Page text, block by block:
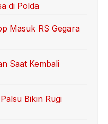
di Polda
Masuk RS Gegara
Saat Kembali
Bikin Rugi